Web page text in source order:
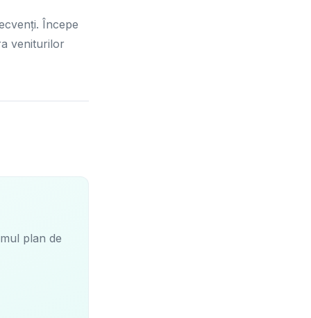
Începe
veniturilor
plan de